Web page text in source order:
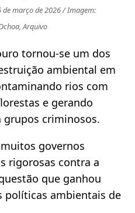
março de 2026 / Imagem:
Arquivo
tornou-se um dos
ambiental em
rios com
e gerando
grupos criminosos.
governos
rigorosas contra a
que ganhou
políticas ambientais de